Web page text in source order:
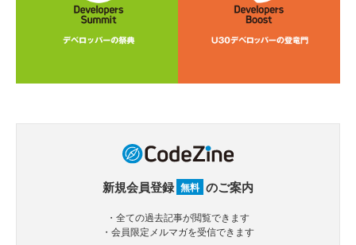
新規会員登録 無料 のご案内
・全ての過去記事が閲覧できます
・会員限定メルマガを受信できます